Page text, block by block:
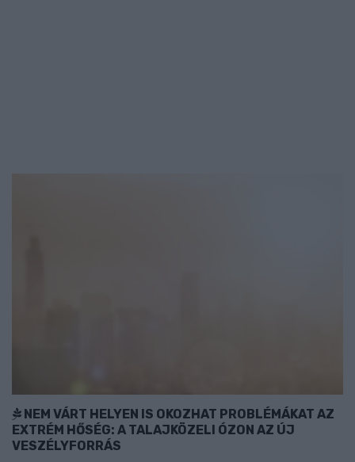
NEM VÁRT HELYEN IS OKOZHAT PROBLÉMÁKAT AZ
EXTRÉM HŐSÉG: A TALAJKÖZELI ÓZON AZ ÚJ
VESZÉLYFORRÁS